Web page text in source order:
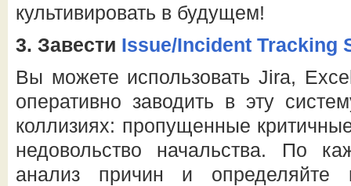
культивировать в будущем!
3. Завести Issue/Incident Tracking
Вы можете использовать ­­­­Jira,
оперативно заводить в эту
коллизиях: пропущенные
недовольство начальства. По
анализ причин и определяйте